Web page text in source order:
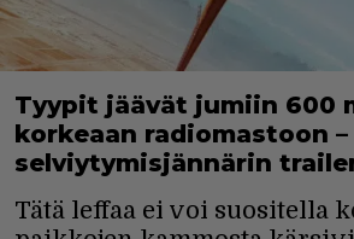
Tyypit jäävät jumiin 600
korkeaan radiomastoon
selviytymisjännärin
Tätä leffaa ei voi suositella